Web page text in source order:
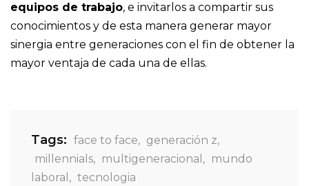
equipos de trabajo, e invitarlos a compartir sus
conocimientos y de esta manera generar mayor
sinergia entre generaciones con el fin de obtener la
mayor ventaja de cada una de ellas.
Tags: face to face, generación z,
millennials, multigeneracional , mundo
laboral , tecnologia